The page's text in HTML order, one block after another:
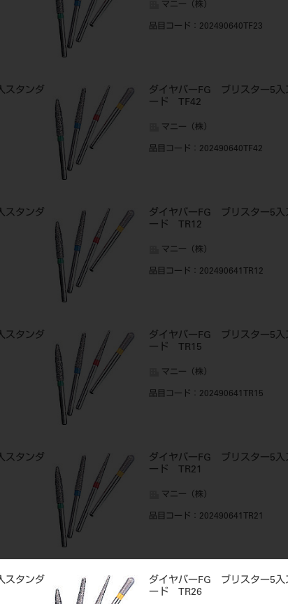
マニー（株）
品目コード ：202490640TF23
スタンダ
ダイヤバーFG ブリスター5入
ード TF42
マニー（株）
品目コード ：202490640TF42
スタンダ
ダイヤバーFG ブリスター5入
ード TR12
マニー（株）
品目コード ：202490641TR12
スタンダ
ダイヤバーFG ブリスター5入
ード TR15
マニー（株）
品目コード ：202490641TR15
スタンダ
ダイヤバーFG ブリスター5入
ード TR21
マニー（株）
品目コード ：202490641TR21
スタンダ
ダイヤバーFG ブリスター5入
ード TR26